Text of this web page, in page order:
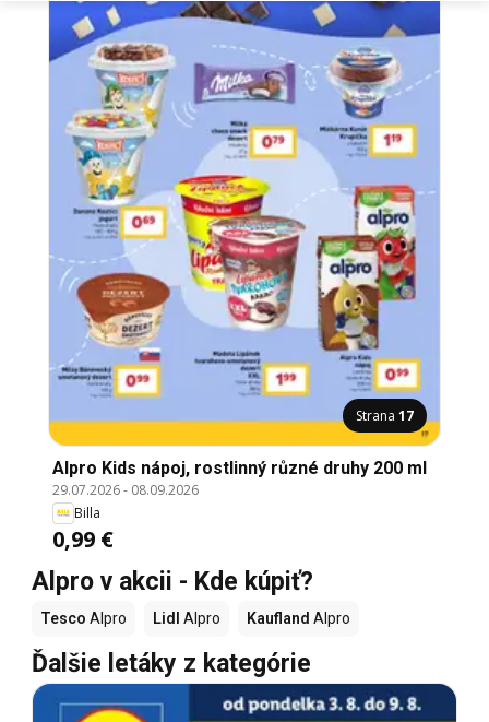
Strana 17
Alpro Kids nápoj, rostlinný různé druhy 200 ml
29.07.2026- 08.09.2026
Billa
0,99 €
Alpro v akcii - Kde kúpiť?
Tesco Alpro Lidl Alpro Kaufland Alpro
Ďalšie letáky z kategórie